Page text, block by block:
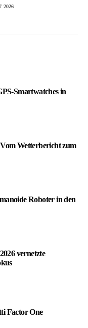
2026
Smartwatches in
Wetterbericht zum
Roboter in den
vernetzte
Factor One